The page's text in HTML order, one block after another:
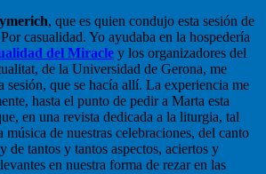
, que es quien condujo esta sesión de
casualidad. Yo ayudaba en la hospedería
del Miracle y los organizadores del
de la Universidad de Gerona, me
sesión, que se hacía allí. La experiencia me
hasta el punto de pedir a Marta esta
en una revista dedicada a la liturgia, tal
música de nuestras celebraciones, del canto
de tantos y tantos aspectos, aciertos y
en nuestra forma de rezar en las